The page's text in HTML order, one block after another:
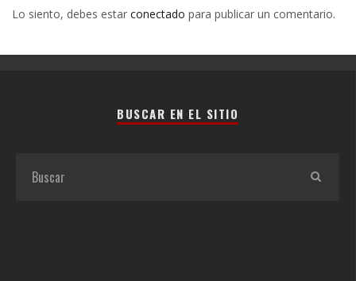
Lo siento, debes estar conectado para publicar un comentario.
BUSCAR EN EL SITIO